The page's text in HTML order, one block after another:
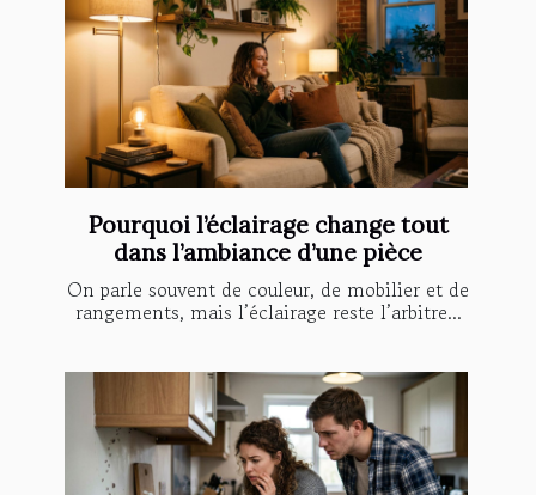
Pourquoi l’éclairage change tout
dans l’ambiance d’une pièce
On parle souvent de couleur, de mobilier et de
rangements, mais l’éclairage reste l’arbitre...